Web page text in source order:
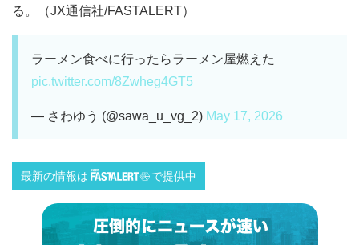
る。（JX通信社/FASTALERT）
ラーメン食べに行ったらラーメン屋燃えた
pic.twitter.com/8Zwheg4GT5
— さわゆう (@sawa_u_vg_2) May 17, 2026
最新の情報は で提供中